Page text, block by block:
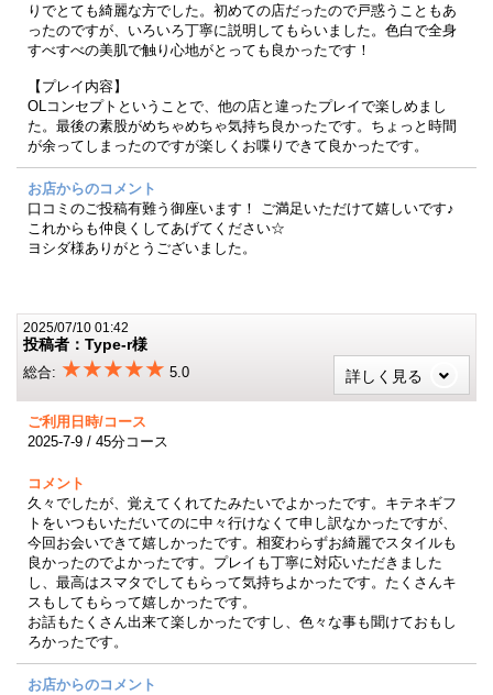
りでとても綺麗な方でした。初めての店だったので戸惑うこともあ
ったのですが、いろいろ丁寧に説明してもらいました。色白で全身
すべすべの美肌で触り心地がとっても良かったです！
【プレイ内容】
OLコンセプトということで、他の店と違ったプレイで楽しめまし
た。最後の素股がめちゃめちゃ気持ち良かったです。ちょっと時間
が余ってしまったのですが楽しくお喋りできて良かったです。
お店からのコメント
口コミのご投稿有難う御座います！ ご満足いただけて嬉しいです♪
これからも仲良くしてあげてください☆
ヨシダ様ありがとうございました。
2025/07/10 01:42
投稿者：Type-r様
総合: ★★★★★ 5.0 詳しく見る
ご利用日時/コース
2025-7-9 / 45分コース
コメント
久々でしたが、覚えてくれてたみたいでよかったです。キテネギフ
トをいつもいただいてのに中々行けなくて申し訳なかったですが、
今回お会いできて嬉しかったです。相変わらずお綺麗でスタイルも
良かったのでよかったです。プレイも丁寧に対応いただきました
し、最高はスマタでしてもらって気持ちよかったです。たくさんキ
スもしてもらって嬉しかったです。
お話もたくさん出来て楽しかったですし、色々な事も聞けておもし
ろかったです。
お店からのコメント